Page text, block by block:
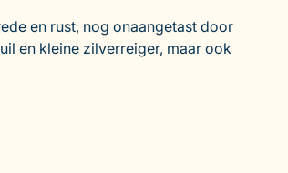
en rust, nog onaangetast door
en kleine zilverreiger, maar ook